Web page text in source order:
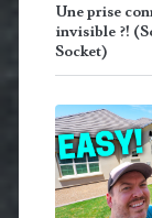
Une prise
invisible ?!
Socket)